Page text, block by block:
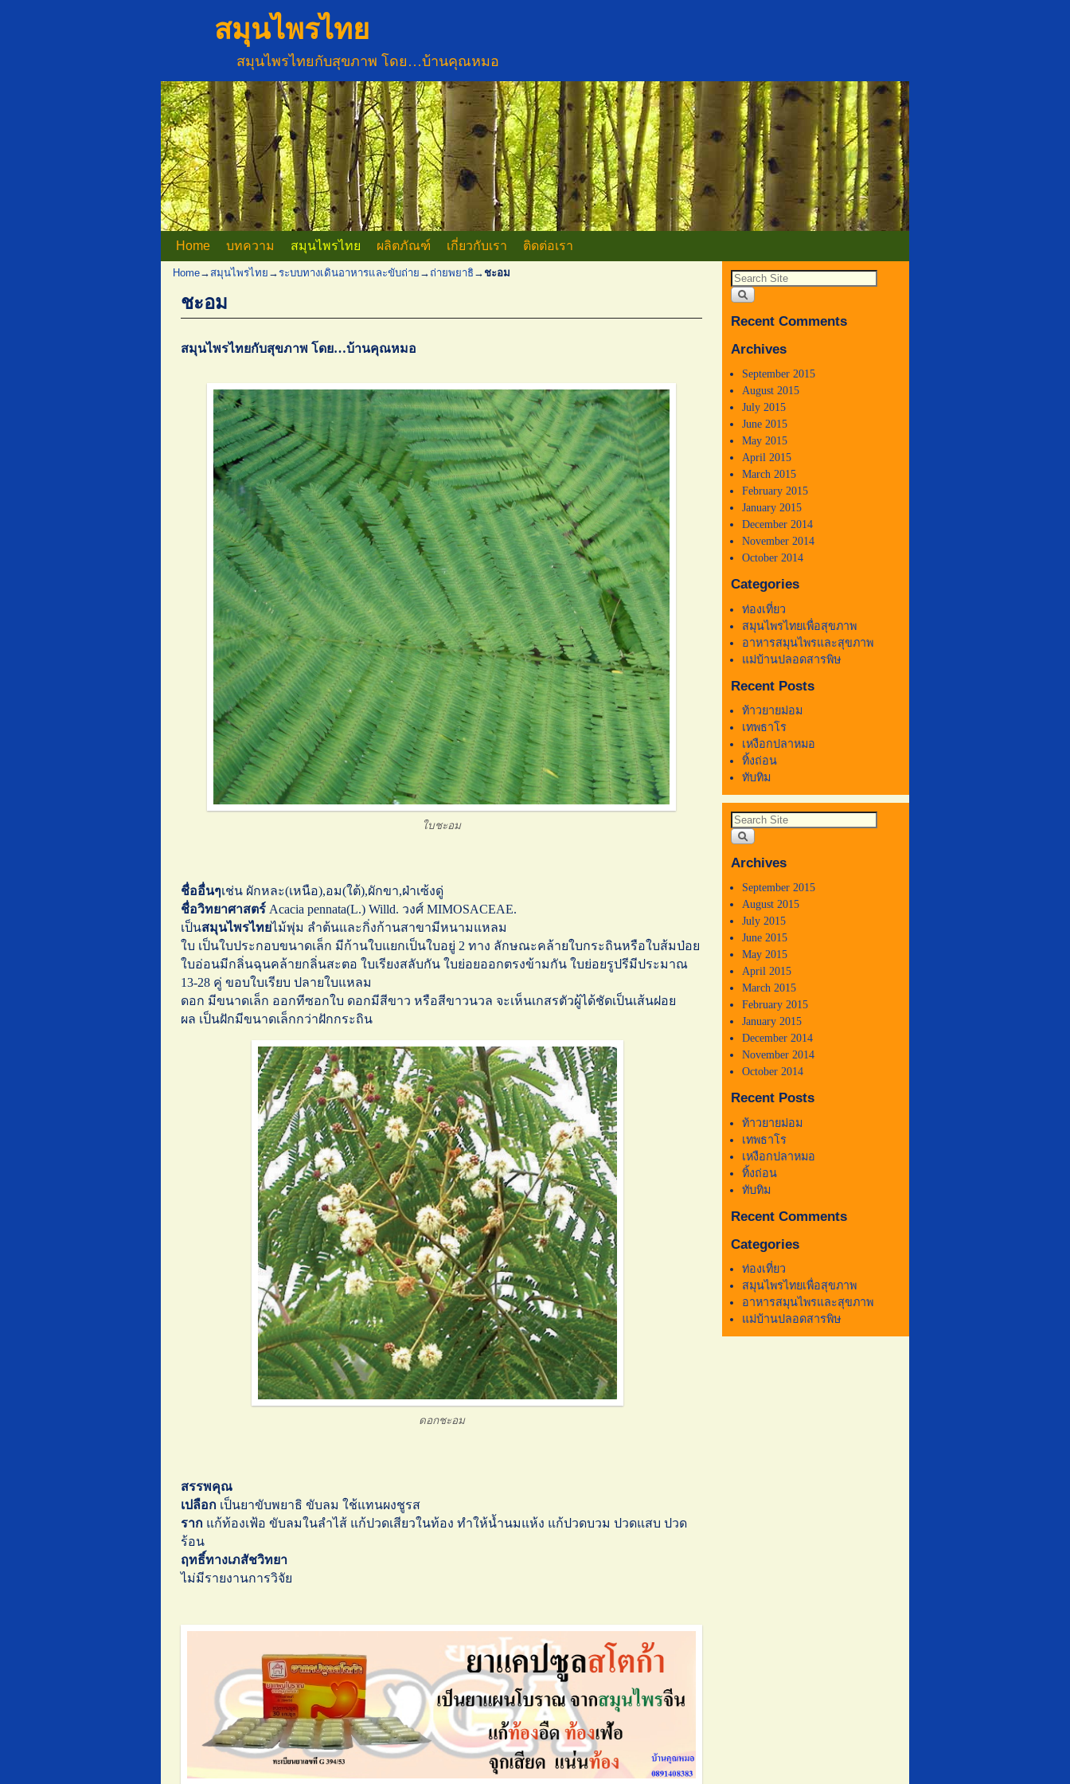
สมุนไพรไทย
สมุนไพรไทยกับสุขภาพ โดย…บ้านคุณหมอ
Skip to primary content
Skip to secondary content
Home บทความ สมุนไพรไทย ผลิตภัณฑ์ เกี่ยวกับเรา ติดต่อเรา
Home→ สมุนไพรไทย →ระบบทางเดินอาหารและขับถ่าย → ถ่ายพยาธิ → ชะอม
ชะอม
สมุนไพรไทยกับสุขภาพ โดย…บ้านคุณหมอ
ใบชะอม
ชื่ออื่นๆเช่น ผักหละ(เหนือ),อม(ใต้),ผักขา,ฝ่าเซ้งดู่
ชื่อวิทยาศาสตร์ Acacia pennata(L.) Willd. วงศ์ MIMOSACEAE.
เป็นสมุนไพรไทยไม้พุ่ม ลำต้นและกิ่งก้านสาขามีหนามแหลม
ใบ เป็นใบประกอบขนาดเล็ก มีก้านใบแยกเป็นใบอยู่ 2 ทาง ลักษณะคล้ายใบกระถินหรือใบส้มป่อย
ใบอ่อนมีกลิ่นฉุนคล้ายกลิ่นสะตอ ใบเรียงสลับกัน ใบย่อยออกตรงข้ามกัน ใบย่อยรูปรีมีประมาณ
13-28 คู่ ขอบใบเรียบ ปลายใบแหลม
ดอก มีขนาดเล็ก ออกทีซอกใบ ดอกมีสีขาว หรือสีขาวนวล จะเห็นเกสรตัวผู้ได้ชัดเป็นเส้นฝอย
ผล เป็นฝักมีขนาดเล็กกว่าฝักกระถิน
ดอกชะอม
สรรพคุณ
เปลือก เป็นยาขับพยาธิ ขับลม ใช้แทนผงชูรส
ราก แก้ท้องเฟ้อ ขับลมในลำไส้ แก้ปวดเสียวในท้อง ทำให้น้ำนมแห้ง แก้ปวดบวม ปวดแสบ ปวด
ร้อน
ฤทธิ์ทางเภสัชวิทยา
ไม่มีรายงานการวิจัย
Recent Comments
Archives
September 2015
August 2015
July 2015
June 2015
May 2015
April 2015
March 2015
February 2015
January 2015
December 2014
November 2014
October 2014
Categories
ท่องเที่ยว
สมุนไพรไทยเพื่อสุขภาพ
อาหารสมุนไพรและสุขภาพ
แม่บ้านปลอดสารพิษ
Recent Posts
ท้าวยายม่อม
เทพธาโร
เหงือกปลาหมอ
ทิ้งถ่อน
ทับทิม
Archives
September 2015
August 2015
July 2015
June 2015
May 2015
April 2015
March 2015
February 2015
January 2015
December 2014
November 2014
October 2014
Recent Posts
ท้าวยายม่อม
เทพธาโร
เหงือกปลาหมอ
ทิ้งถ่อน
ทับทิม
Recent Comments
Categories
ท่องเที่ยว
สมุนไพรไทยเพื่อสุขภาพ
อาหารสมุนไพรและสุขภาพ
แม่บ้านปลอดสารพิษ